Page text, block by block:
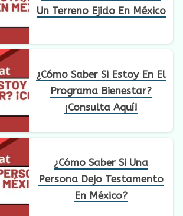
Un Terreno Ejido En México
¿Cómo Saber Si Estoy En El
Programa Bienestar?
¡Consulta Aquí!
¿Cómo Saber Si Una
Persona Dejo Testamento
En México?